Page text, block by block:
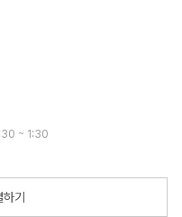
~ 1:30
기